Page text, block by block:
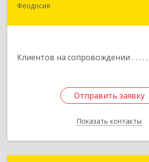
Феодосия
Клиентов на сопровождении
Отправить заявку
Показать контакты
Отправить заявку
Назад